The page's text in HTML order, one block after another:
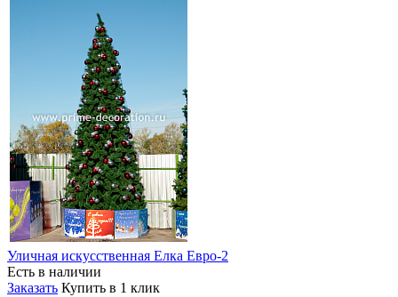
Уличная искусственная Елка Евро-2
Есть в наличии
Заказать Купить в 1 клик